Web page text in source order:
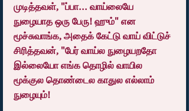
முடித்தவள், "ப்பா... வாய்லையே
நுழையாத ஒரு பேரு! ஹும்" என
மூச்சுவாங்க, அதைக் கேட்டு வாய் விட்டுச்
சிரித்தவன், "பேர் வாய்ல நுழையறதோ
இல்லையோ எங்க தொழில் வாயில
மூக்குல தொண்டைல காதுல எல்லாம்
நுழையும்!